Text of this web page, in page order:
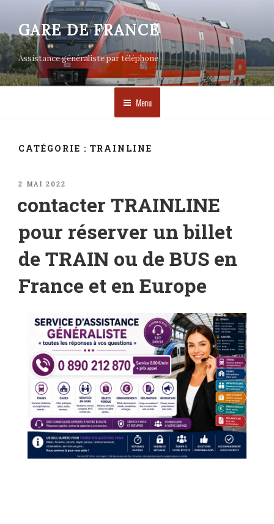
contenu
principal
GARE DE FRANCE
Assistance généraliste par téléphone
Menu
CATÉGORIE : TRAINLINE
PUBLIÉ
2 MAI 2022
contacter TRAINLINE
pour réserver un billet
de TRAIN ou de BUS en
France et en Europe